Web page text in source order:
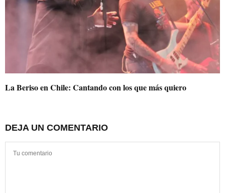
La Beriso en Chile: Cantando con los que más quiero
DEJA UN COMENTARIO